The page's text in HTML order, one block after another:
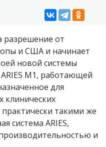
разрешение от
и США и начинает
новой системы
M1, работающей
для
клинических
такими же
система ARIES,
и